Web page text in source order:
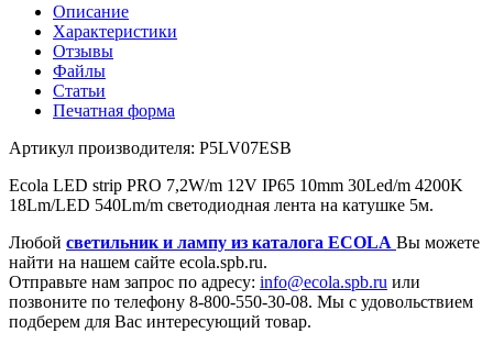
Описание
Характеристики
Отзывы
Файлы
Статьи
Печатная форма
Артикул производителя: P5LV07ESB
Ecola LED strip PRO 7,2W/m 12V IP65 10mm 30Led/m 4200K
18Lm/LED 540Lm/m светодиодная лента на катушке 5м.
Любой светильник и лампу из каталога ECOLA Вы можете
найти на нашем сайте ecola.spb.ru.
Отправьте нам запрос по адресу: info@ecola.spb.ru или
позвоните по телефону 8-800-550-30-08. Мы с удовольствием
подберем для Вас интересующий товар.